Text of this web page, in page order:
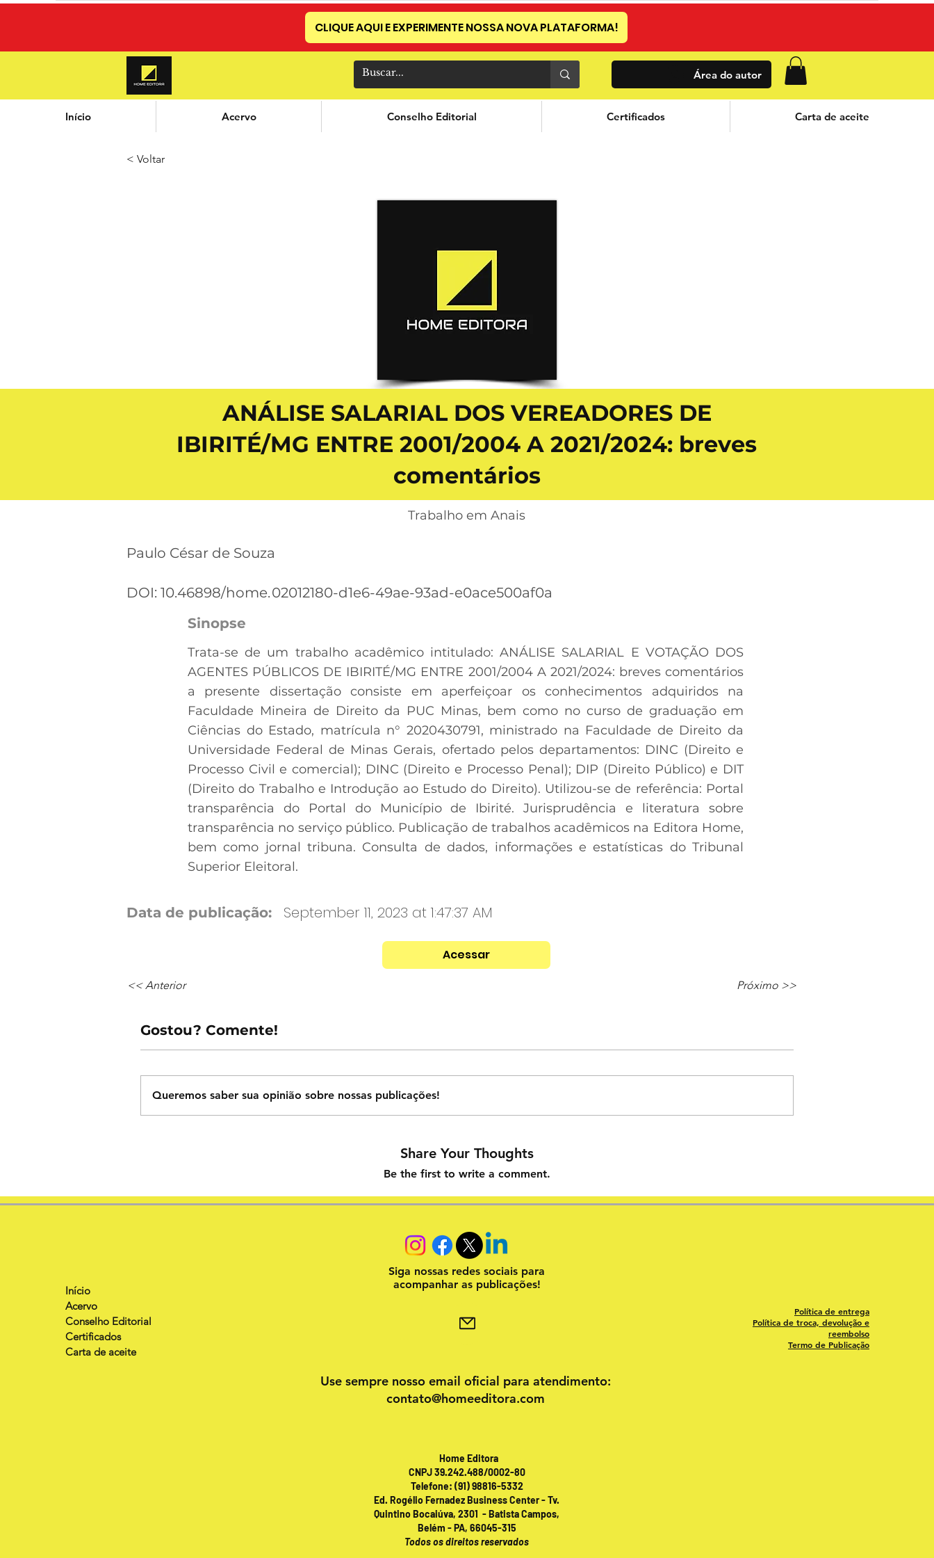
Área do autor
CLIQUE AQUI E EXPERIMENTE NOSSA NOVA PLATAFORMA!
Início Acervo Conselho Editorial Certificados Carta de aceite
< Voltar
ANÁLISE SALARIAL DOS VEREADORES DE
IBIRITÉ/MG ENTRE 2001/2004 A 2021/2024: breves
comentários
Trabalho em Anais
Paulo César de Souza
DOI: 10.46898/home.02012180-d1e6-49ae-93ad-e0ace500af0a
Sinopse
Trata-se de um trabalho acadêmico intitulado: ANÁLISE SALARIAL E VOTAÇÃO DOS
AGENTES PÚBLICOS DE IBIRITÉ/MG ENTRE 2001/2004 A 2021/2024: breves comentários
a presente dissertação consiste em aperfeiçoar os conhecimentos adquiridos na
Faculdade Mineira de Direito da PUC Minas, bem como no curso de graduação em
Ciências do Estado, matrícula n° 2020430791, ministrado na Faculdade de Direito da
Universidade Federal de Minas Gerais, ofertado pelos departamentos: DINC (Direito e
Processo Civil e comercial); DINC (Direito e Processo Penal); DIP (Direito Público) e DIT
(Direito do Trabalho e Introdução ao Estudo do Direito). Utilizou-se de referência: Portal
transparência do Portal do Município de Ibirité. Jurisprudência e literatura sobre
transparência no serviço público. Publicação de trabalhos acadêmicos na Editora Home,
bem como jornal tribuna. Consulta de dados, informações e estatísticas do Tribunal
Superior Eleitoral.
Data de publicação: September 11, 2023 at 1:47:37 AM
Acessar
<< Anterior Próximo >>
Gostou? Comente!
Queremos saber sua opinião sobre nossas publicações!
Share Your Thoughts
Be the first to write a comment.
Início
Acervo
Conselho Editorial
Certificados
Carta de aceite
Siga nossas redes sociais para
acompanhar as publicações!
Política de entrega
Política de troca, devolução e
reembolso
Termo de Publicação
Use sempre nosso email oficial para atendimento:
contato@homeeditora.com
Home Editora
CNPJ 39.242.488/0002-80
Telefone: (91) 98816-5332
Ed. Rogélio Fernadez Business Center - Tv.
Quintino Bocaiúva, 2301 - Batista Campos,
Belém - PA, 66045-315
Todos os direitos reservados